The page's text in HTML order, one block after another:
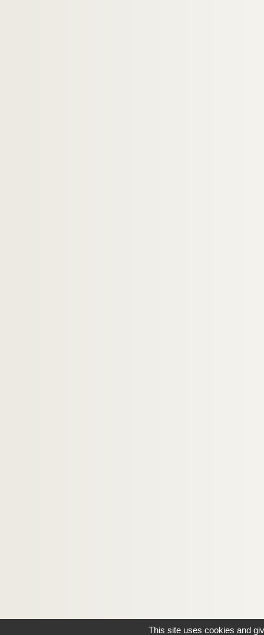
This site uses cookies and